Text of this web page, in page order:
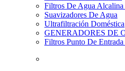
Filtros De Agua Alcalina
Suavizadores De Agua
Ultrafiltración Doméstica
GENERADORES DE
Filtros Punto De Entrada